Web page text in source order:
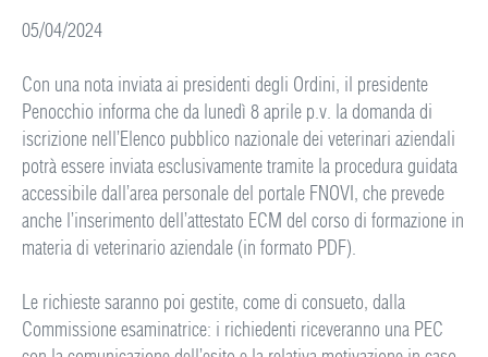
05/04/2024
Con una nota inviata ai presidenti degli Ordini, il presidente
Penocchio informa che da lunedì 8 aprile p.v. la domanda di
iscrizione nell’Elenco pubblico nazionale dei veterinari aziendali
potrà essere inviata esclusivamente tramite la procedura guidata
accessibile dall’area personale del portale FNOVI, che prevede
anche l’inserimento dell’attestato ECM del corso di formazione in
materia di veterinario aziendale (in formato PDF).
Le richieste saranno poi gestite, come di consueto, dalla
Commissione esaminatrice: i richiedenti riceveranno una PEC